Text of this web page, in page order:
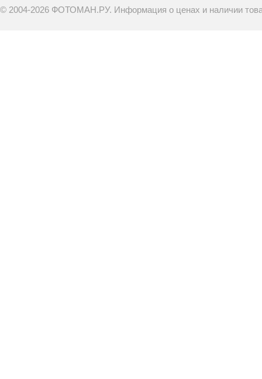
© 2004-2026 ФОТОМАН.РУ. Информация о ценах и наличии